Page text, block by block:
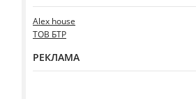
Alex house
ТОВ БТР
РЕКЛАМА